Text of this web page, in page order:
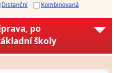
Distanční Kombinovaná
po
školy